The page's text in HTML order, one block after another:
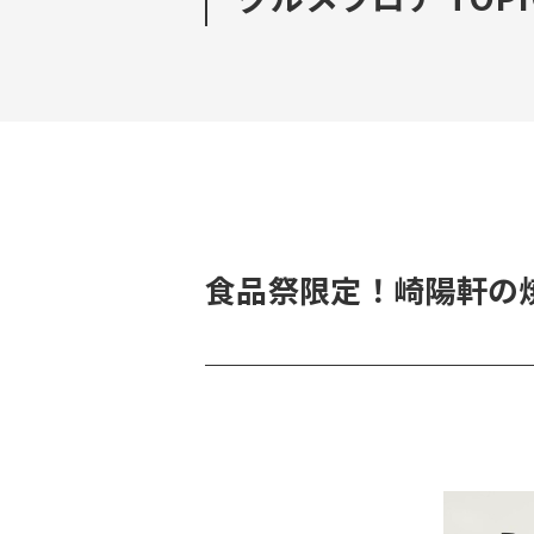
食品祭限定！崎陽軒